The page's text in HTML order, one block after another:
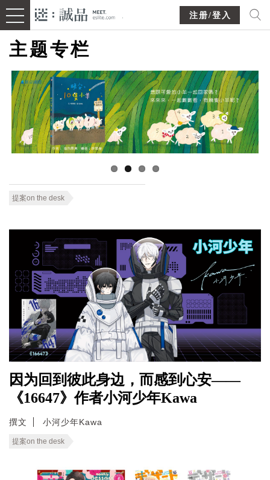
注册/登入
主题专栏
提案on the desk
因为回到彼此身边，而感到心安——
《16647》作者小河少年Kawa
撰文 小河少年Kawa
提案on the desk